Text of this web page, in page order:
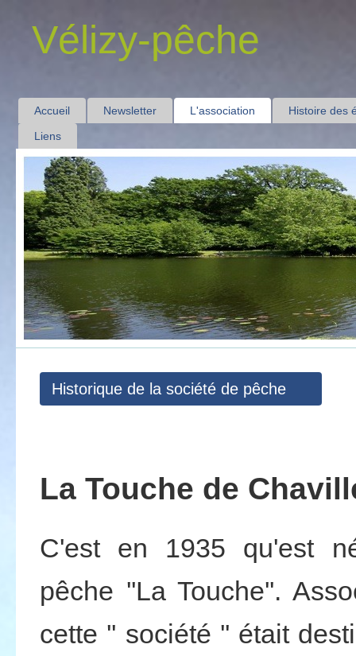
Vélizy-pêche
Accueil Newsletter L'association
Histoire des
Liens
Historique de la société de pêche
La Touche de
C'est en 1935 qu'est
pêche ''La Touche''.
cette '' société '' était